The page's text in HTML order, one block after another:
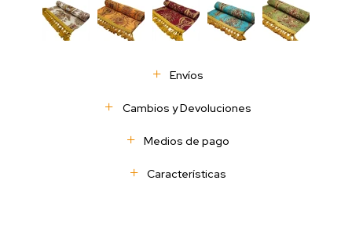
Envíos
Cambios y Devoluciones
Medios de pago
Características